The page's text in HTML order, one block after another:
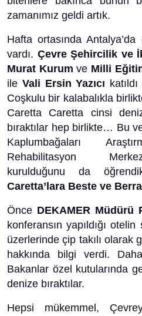
zamanımız geldi artık.
Hafta ortasında
vardı. Çevre Şehircilik ve
Murat Kurum ve Milli
ile Vali Ersin Yazıcı
Coşkulu bir kalabalıkla
Caretta Caretta cinsi
bıraktılar hep birlikte… Bu
Kaplumbağaları
Rehabilitasyon
kurulduğunu da
Caretta’lara Beste ve Berra
Önce DEKAMER Müdürü
konferansın yapıldığı
üzerlerinde çip takılı olarak
hakkında bilgi verdi.
Bakanlar özel kutularında
denize bıraktılar.
Hepsi mükemmel,